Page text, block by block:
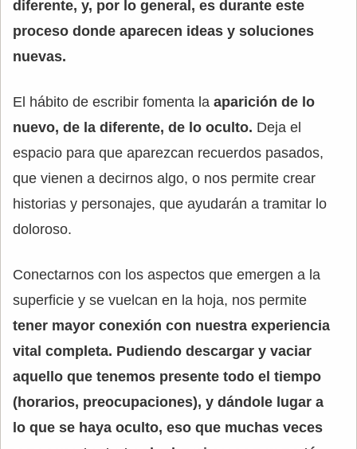
diferente, y, por lo general, es durante este
proceso donde aparecen ideas y soluciones
nuevas.
El hábito de escribir fomenta la aparición de lo
nuevo, de la diferente, de lo oculto. Deja el
espacio para que aparezcan recuerdos pasados,
que vienen a decirnos algo, o nos permite crear
historias y personajes, que ayudarán a tramitar lo
doloroso.
Conectarnos con los aspectos que emergen a la
superficie y se vuelcan en la hoja, nos permite
tener mayor conexión con nuestra experiencia
vital completa. Pudiendo descargar y vaciar
aquello que tenemos presente todo el tiempo
(horarios, preocupaciones), y dándole lugar a
lo que se haya oculto, eso que muchas veces